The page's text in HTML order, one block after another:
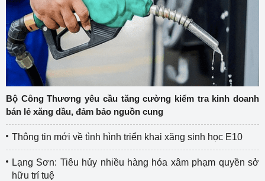
Bộ Công Thương yêu cầu tăng cường kiểm tra kinh doanh
bán lẻ xăng dầu, đảm bảo nguồn cung
Thông tin mới về tình hình triển khai xăng sinh học E10
Lạng Sơn: Tiêu hủy nhiều hàng hóa xâm phạm quyền sở
hữu trí tuệ